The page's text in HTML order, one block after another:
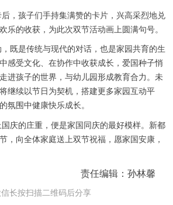
，孩子们手持集满赞的卡片，兴高采烈地兑
乐的收获，为此次双节活动画上圆满句号。​
既是传统与现代的对话，也是家园共育的生
感受文化、在协作中收获成长，爱国种子悄
进孩子的世界，与幼儿园形成教育合力。未
继续以节日为契机，搭建更多家园互动平
氛围中健康快乐成长。​
庆的庄重，便是家国同庆的最好模样。新都
，向全体家庭送上双节祝福，愿家国安康，
责任编辑：孙林馨
长按扫描二维码后分享